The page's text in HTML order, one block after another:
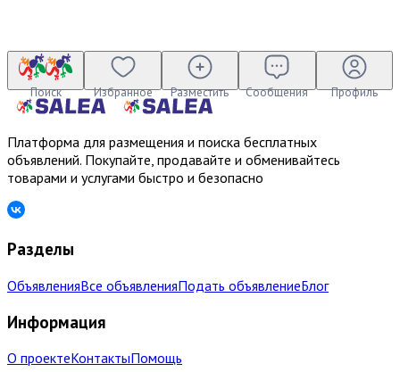
Поиск Избранное Разместить Сообщения Профиль
Платформа для размещения и поиска бесплатных
объявлений. Покупайте, продавайте и обменивайтесь
товарами и услугами быстро и безопасно
Разделы
ОбъявленияВсе объявленияПодать объявлениеБлог
Информация
О проектеКонтактыПомощь